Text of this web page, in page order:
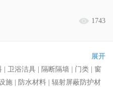
1743
展开